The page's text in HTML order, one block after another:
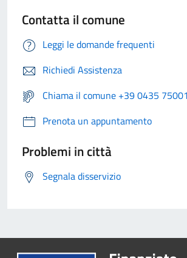
Contatta il comune
Leggi le domande frequenti
Richiedi Assistenza
Chiama il comune +39 0435 75001
Prenota un appuntamento
Problemi in città
Segnala disservizio